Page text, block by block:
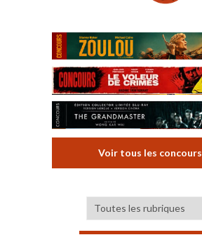
Voir tous les concours